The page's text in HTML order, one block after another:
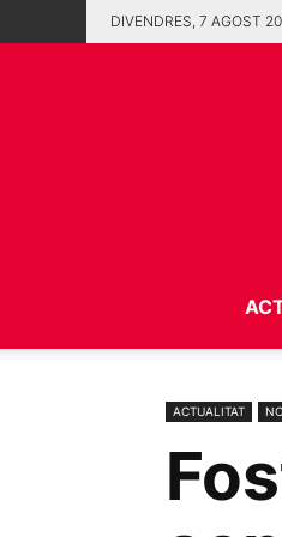
DIVENDRES, 7 AGOST
ACTUALITAT